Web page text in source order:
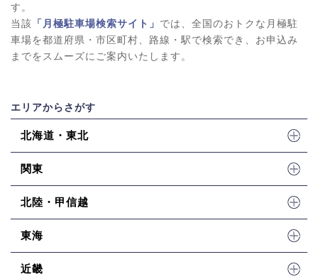
す。
当該 「月極駐車場検索サイト」 では、全国のおトクな月極駐
車場を都道府県・市区町村、路線・駅で検索でき、お申込み
までをスムーズにご案内いたします。
エリアからさがす
北海道・東北
関東
北陸・甲信越
東海
近畿